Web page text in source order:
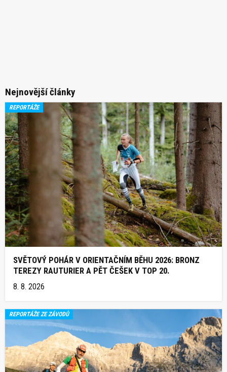
Nejnovější články
REPORTÁŽE
SVĚTOVÝ POHÁR V ORIENTAČNÍM BĚHU 2026: BRONZ
TEREZY RAUTURIER A PĚT ČEŠEK V TOP 20.
8. 8. 2026
REPORTÁŽE ZE ZÁVODŮ